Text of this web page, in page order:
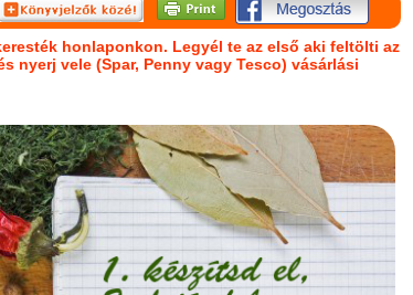
honlaponkon. Legyél te az első aki feltölti az
nyerj vele (Spar, Penny vagy Tesco) vásárlási